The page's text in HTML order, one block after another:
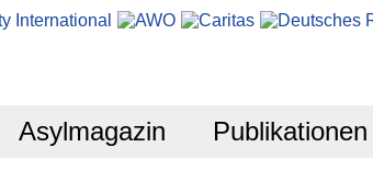
Asylmagazin Publikationen